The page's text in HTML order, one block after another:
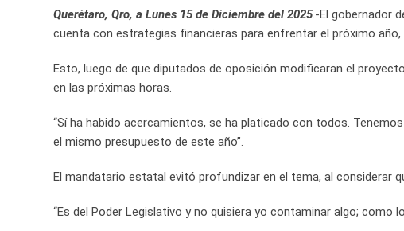
Querétaro, Qro, a Lunes 15 de Diciembre del 2025.-El gobernador
cuenta con estrategias financieras para enfrentar el próximo año,
Esto, luego de que diputados de oposición modificaran el
en las próximas horas.
“Sí ha habido acercamientos, se ha platicado con todos.
el mismo presupuesto de este año”.
El mandatario estatal evitó profundizar en el tema, al considerar
“Es del Poder Legislativo y no quisiera yo contaminar algo; como